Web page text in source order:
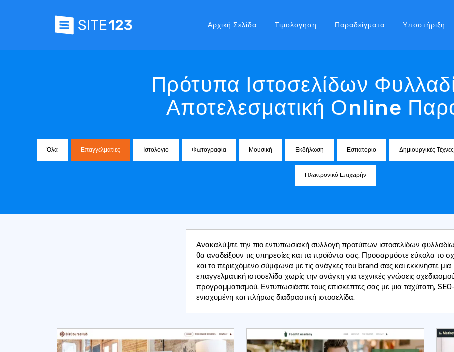
Αρχική Σελίδα Τιμολογηση Παραδείγματα Υποστήριξη
Πρότυπα Ιστοσελίδων
Αποτελεσματική Οnline
Όλα Επαγγελματίες Ιστολόγιο Φωτογραφία Μουσική Εκδήλωση Εστιατόριο Δημιουργικές Τέχνες
Ηλεκτρονικό Επιχειρήν
Ανακαλύψτε την πιο εντυπωσιακή συλλογή προτύπων ιστοσελίδων
θα αναδείξουν τις υπηρεσίες και τα προϊόντα σας. Προσαρμόστε εύκολα το
και το περιεχόμενο σύμφωνα με τις ανάγκες του brand σας και εκκινήστε μια
επαγγελματική ιστοσελίδα χωρίς την ανάγκη για τεχνικές γνώσεις
προγραμματισμού. Εντυπωσιάστε τους επισκέπτες σας με μια ταχύτατη, SEO-
ενισχυμένη και πλήρως διαδραστική ιστοσελίδα.